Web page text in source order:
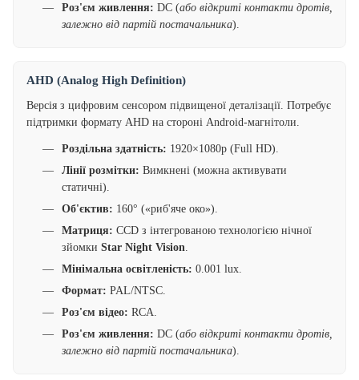
Роз'єм живлення: DC (або відкриті контакти дротів,
залежно від партій постачальника).
AHD (Analog High Definition)
Версія з цифровим сенсором підвищеної деталізації. Потребує
підтримки формату AHD на стороні Android-магнітоли.
Роздільна здатність: 1920×1080p (Full HD).
Лінії розмітки: Вимкнені (можна активувати
статичні).
Об'єктив: 160° («риб'яче око»).
Матриця: CCD з інтегрованою технологією нічної
зйомки Star Night Vision
Мінімальна освітленість: 0.001 lux.
Формат: PAL/NTSC.
Роз'єм відео: RCA.
Роз'єм живлення: DC (або відкриті контакти дротів,
залежно від партій постачальника).